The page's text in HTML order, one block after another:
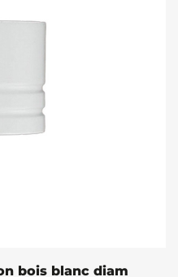
bois blanc diam